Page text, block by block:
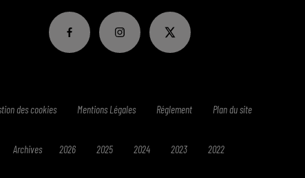
des cookies Mentions Légales Réglement Plan du site
Archives 2026 2025 2024 2023 2022